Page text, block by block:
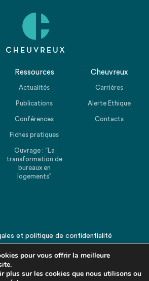
Ressources
Actualités
Publications
Conférences
Fiches pratiques
Ouvrage : “La
transformation de
bureaux en
logements”
Cheuvreux
Carrières
Alerte Ethique
Contacts
et politique de confidentialité
pour vous offrir la meilleure
plus sur les cookies que nous utilisons ou